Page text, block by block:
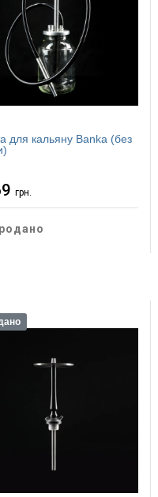
для кальяну Banka (без
грн.